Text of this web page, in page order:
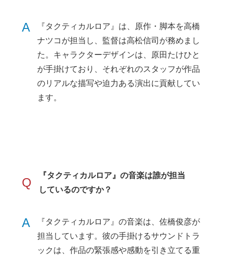
A
『タクティカルロア』は、原作・脚本を高橋
ナツコが担当し、監督は高松信司が務めまし
た。キャラクターデザインは、原田たけひと
が手掛けており、それぞれのスタッフが作品
のリアルな描写や迫力ある演出に貢献してい
ます。
Q
『タクティカルロア』の音楽は誰が担当
しているのですか？
A
『タクティカルロア』の音楽は、佐橋俊彦が
担当しています。彼の手掛けるサウンドトラ
ックは、作品の緊張感や感動を引き立てる重